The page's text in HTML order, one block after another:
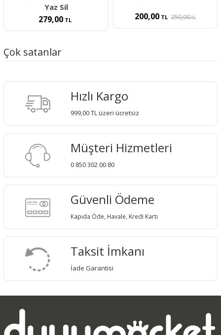
Yaz Sil
279,00 TL 200,00 TL 250,00TL
Çok satanlar
Hızlı Kargo
999,00 TL üzeri ücretsiz
Müşteri Hizmetleri
0 850 302 00 80
Güvenli Ödeme
Kapıda Öde, Havale, Kredi Kartı
Taksit İmkanı
İade Garantisi